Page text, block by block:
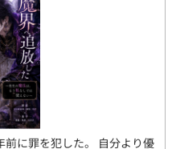
に罪を犯した。 自分より優